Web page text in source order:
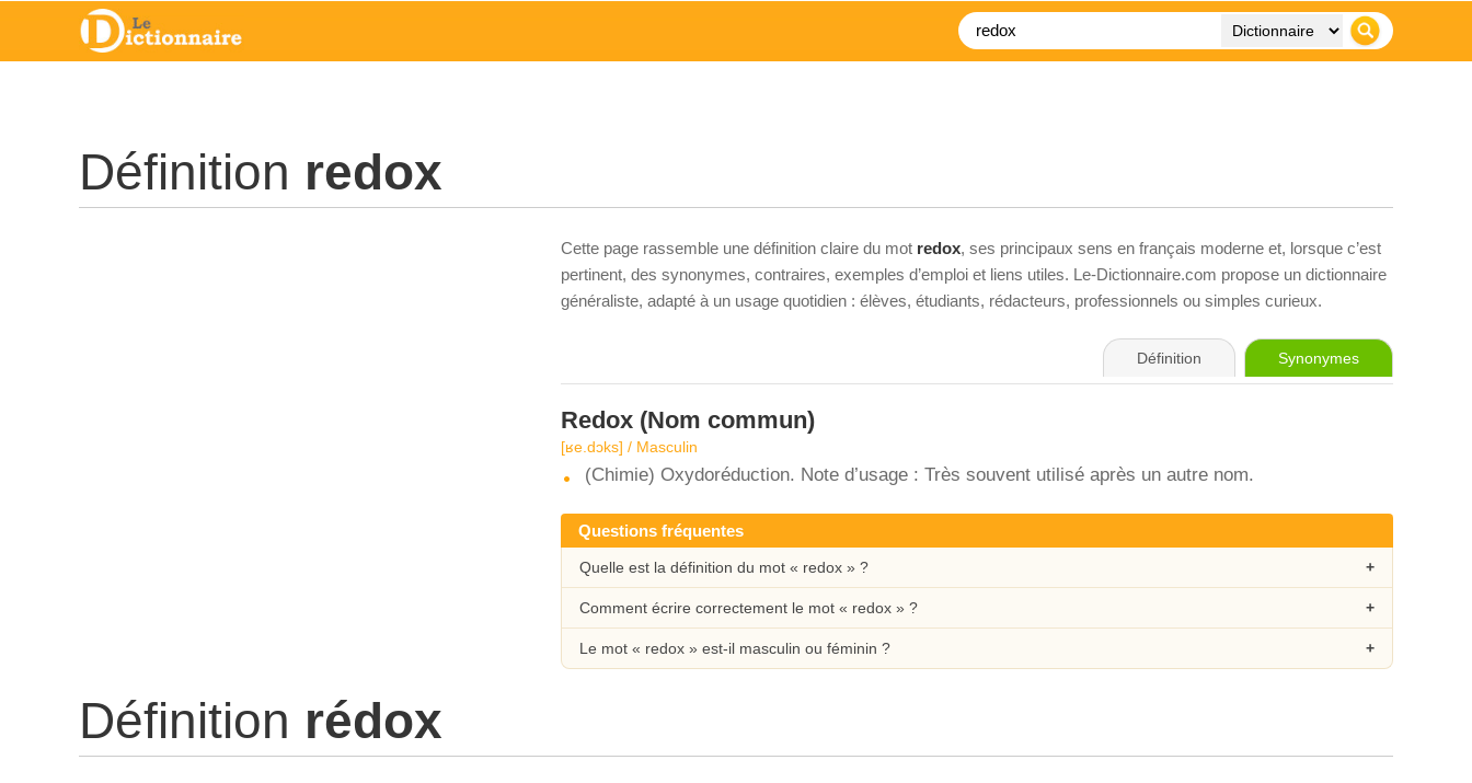
Définition redox
Cette page rassemble une définition claire du mot redox, ses principaux sens en français moderne et, lorsque c’est
pertinent, des synonymes, contraires, exemples d’emploi et liens utiles. Le-Dictionnaire.com propose un dictionnaire
généraliste, adapté à un usage quotidien : élèves, étudiants, rédacteurs, professionnels ou simples curieux.
Définition Synonymes
Redox (Nom commun)
[ʁe.dɔks] / Masculin
(Chimie) Oxydoréduction. Note d’usage : Très souvent utilisé après un autre nom.
Questions fréquentes
Quelle est la définition du mot « redox » ?
Comment écrire correctement le mot « redox » ?
Le mot « redox » est-il masculin ou féminin ?
Définition rédox